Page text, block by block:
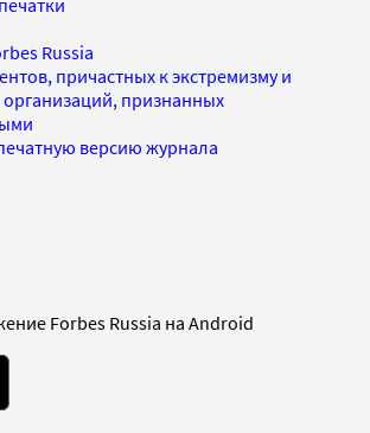
Russia
причастных к экстремизму и
признанных
версию журнала
Forbes Russia на Android